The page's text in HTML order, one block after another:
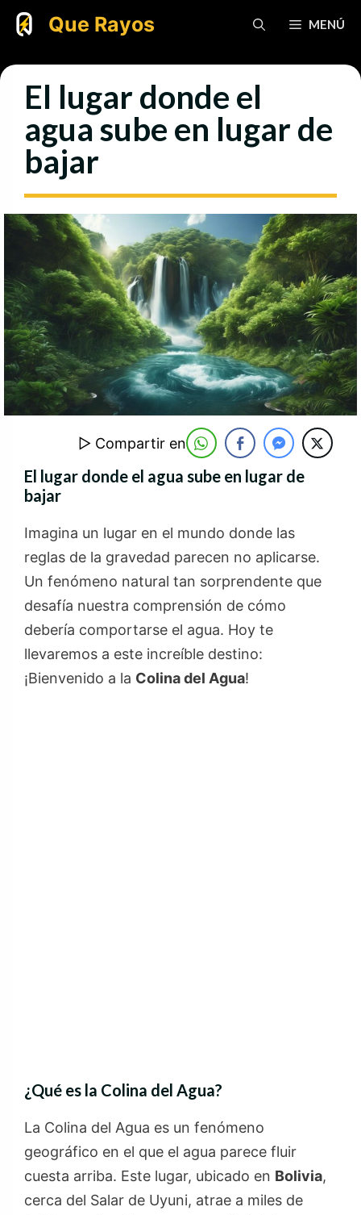
Saltar
Que Rayos MENÚ
El lugar donde el
agua sube en lugar de
bajar
▷ Compartir en
El lugar donde el agua sube en lugar de
bajar
Imagina un lugar en el mundo donde las
reglas de la gravedad parecen no aplicarse.
Un fenómeno natural tan sorprendente que
desafía nuestra comprensión de cómo
debería comportarse el agua. Hoy te
llevaremos a este increíble destino:
¡Bienvenido a la Colina del Agua!
¿Qué es la Colina del Agua?
La Colina del Agua es un fenómeno
geográfico en el que el agua parece fluir
cuesta arriba. Este lugar, ubicado en Bolivia,
cerca del Salar de Uyuni, atrae a miles de